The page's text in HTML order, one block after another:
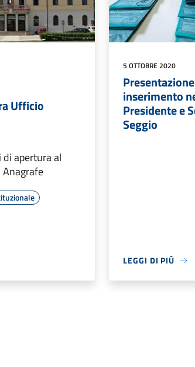
Ufficio
apertura al
5 OTTOBRE 2020
inserimento
Presidente e
Seggio
LEGGI DI PIÙ